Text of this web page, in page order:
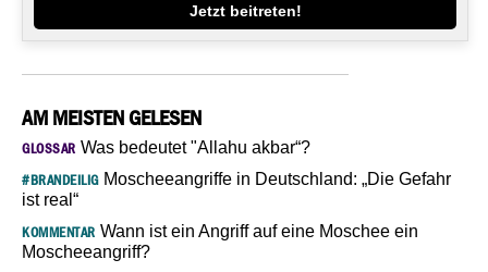
Jetzt beitreten!
AM MEISTEN GELESEN
GLOSSAR Was bedeutet "Allahu akbar“?
#BRANDEILIGMoscheeangriffe in Deutschland: „Die Gefahr
ist real“
KOMMENTAR Wann ist ein Angriff auf eine Moschee ein
Moscheeangriff?